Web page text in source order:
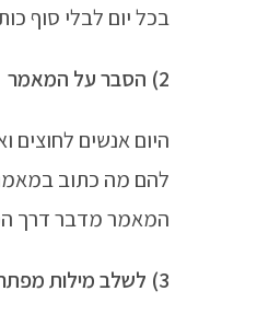
בכל יום לבלי סוף
2) הסבר על המאמר
היום אנשים
להם מה כתוב
המאמר מדבר דרך
3) לשלב מילות מפתח רלוונטיות